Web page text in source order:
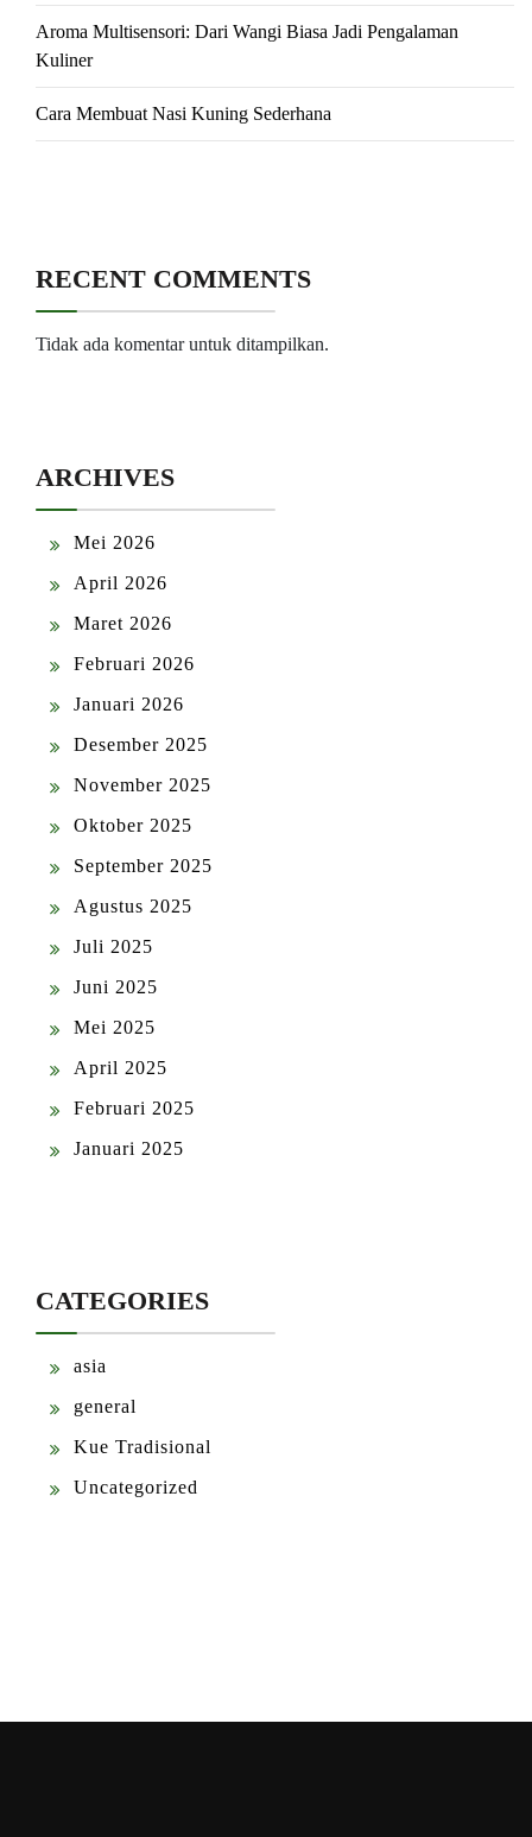
Aroma Multisensori: Dari Wangi Biasa Jadi Pengalaman
Kuliner
Cara Membuat Nasi Kuning Sederhana
RECENT COMMENTS
Tidak ada komentar untuk ditampilkan.
ARCHIVES
Mei 2026
April 2026
Maret 2026
Februari 2026
Januari 2026
Desember 2025
November 2025
Oktober 2025
September 2025
Agustus 2025
Juli 2025
Juni 2025
Mei 2025
April 2025
Februari 2025
Januari 2025
CATEGORIES
asia
general
Kue Tradisional
Uncategorized